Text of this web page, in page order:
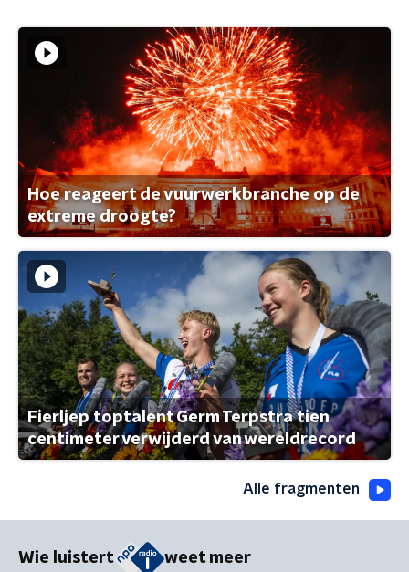
Hoe reageert de vuurwerkbranche op de
extreme droogte?
Fierljep toptalent Germ Terpstra tien
centimeter verwijderd van wereldrecord
Alle fragmenten
Wie luistert weet meer